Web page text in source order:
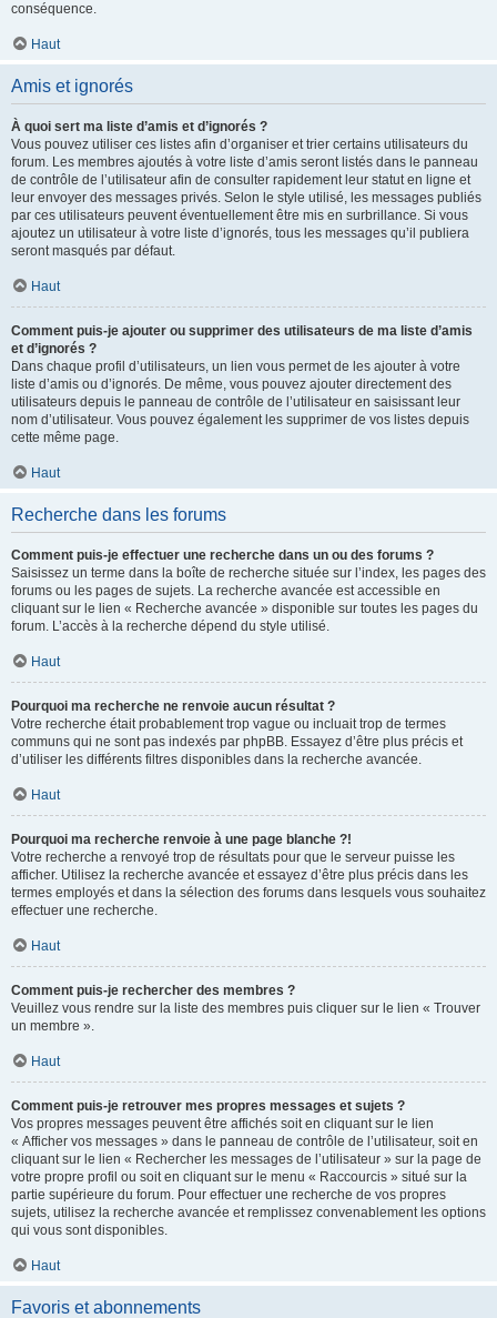
conséquence.
Haut
Amis et ignorés
À quoi sert ma liste d’amis et d’ignorés ?
Vous pouvez utiliser ces listes afin d’organiser et trier certains utilisateurs du
forum. Les membres ajoutés à votre liste d’amis seront listés dans le panneau
de contrôle de l’utilisateur afin de consulter rapidement leur statut en ligne et
leur envoyer des messages privés. Selon le style utilisé, les messages publiés
par ces utilisateurs peuvent éventuellement être mis en surbrillance. Si vous
ajoutez un utilisateur à votre liste d’ignorés, tous les messages qu’il publiera
seront masqués par défaut.
Haut
Comment puis-je ajouter ou supprimer des utilisateurs de ma liste d’amis
et d’ignorés ?
Dans chaque profil d’utilisateurs, un lien vous permet de les ajouter à votre
liste d’amis ou d’ignorés. De même, vous pouvez ajouter directement des
utilisateurs depuis le panneau de contrôle de l’utilisateur en saisissant leur
nom d’utilisateur. Vous pouvez également les supprimer de vos listes depuis
cette même page.
Haut
Recherche dans les forums
Comment puis-je effectuer une recherche dans un ou des forums ?
Saisissez un terme dans la boîte de recherche située sur l’index, les pages des
forums ou les pages de sujets. La recherche avancée est accessible en
cliquant sur le lien « Recherche avancée » disponible sur toutes les pages du
forum. L’accès à la recherche dépend du style utilisé.
Haut
Pourquoi ma recherche ne renvoie aucun résultat ?
Votre recherche était probablement trop vague ou incluait trop de termes
communs qui ne sont pas indexés par phpBB. Essayez d’être plus précis et
d’utiliser les différents filtres disponibles dans la recherche avancée.
Haut
Pourquoi ma recherche renvoie à une page blanche ?!
Votre recherche a renvoyé trop de résultats pour que le serveur puisse les
afficher. Utilisez la recherche avancée et essayez d’être plus précis dans les
termes employés et dans la sélection des forums dans lesquels vous souhaitez
effectuer une recherche.
Haut
Comment puis-je rechercher des membres ?
Veuillez vous rendre sur la liste des membres puis cliquer sur le lien « Trouver
un membre ».
Haut
Comment puis-je retrouver mes propres messages et sujets ?
Vos propres messages peuvent être affichés soit en cliquant sur le lien
« Afficher vos messages » dans le panneau de contrôle de l’utilisateur, soit en
cliquant sur le lien « Rechercher les messages de l’utilisateur » sur la page de
votre propre profil ou soit en cliquant sur le menu « Raccourcis » situé sur la
partie supérieure du forum. Pour effectuer une recherche de vos propres
sujets, utilisez la recherche avancée et remplissez convenablement les options
qui vous sont disponibles.
Haut
Favoris et abonnements